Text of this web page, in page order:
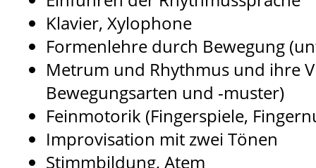
Klavier, Xylophone
Formenlehre durch Bewegung
Metrum und Rhythmus und ihre
Bewegungsarten und -muster)
Feinmotorik (Fingerspiele,
Improvisation mit zwei Tönen
Stimmbildung, Atem